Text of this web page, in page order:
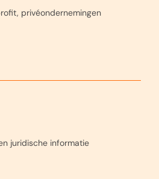
privéondernemingen
juridische informatie